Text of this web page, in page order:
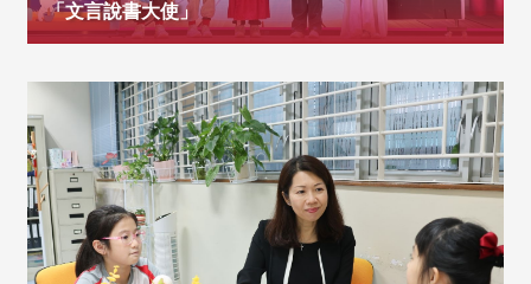
「文言說書大使」